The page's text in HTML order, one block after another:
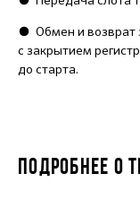
● Обмен и
с закрытием
до старта.
ПОДРОБНЕЕ О